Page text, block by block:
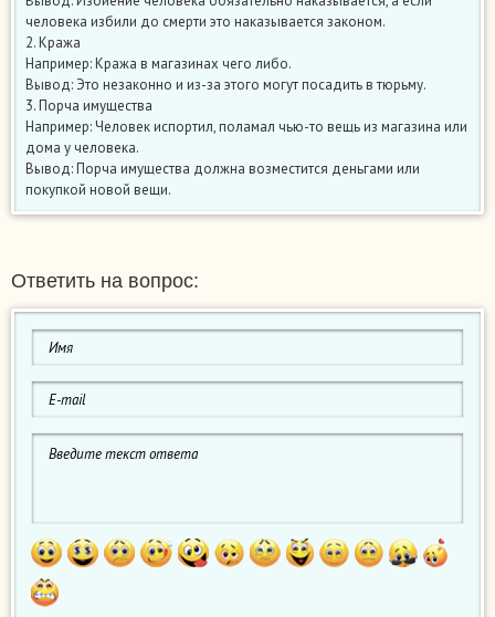
человека избили до смерти это наказывается законом.
2. Кража
Например: Кража в магазинах чего либо.
Вывод: Это незаконно и из-за этого могут посадить в тюрьму.
3. Порча имущества
Например: Человек испортил, поламал чью-то вещь из магазина или
дома у человека.
Вывод: Порча имущества должна возместится деньгами или
покупкой новой вещи.
Ответить на вопрос: